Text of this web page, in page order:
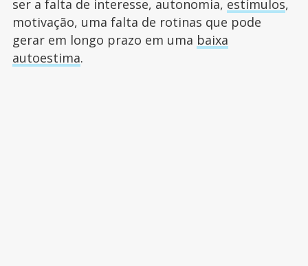
ser a falta de interesse, autonomia, estímulos,
motivação, uma falta de rotinas que pode
gerar em longo prazo em uma baixa
autoestima.